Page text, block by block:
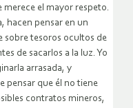
el mayor respeto.
hacen pensar en un
sobre tesoros ocultos de
de sacarlos a la luz. Yo
arrasada, y
pensar que él no tiene
contratos mineros,